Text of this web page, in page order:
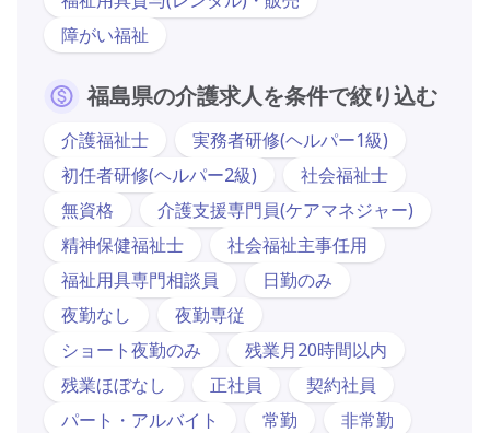
障がい福祉
福島県の介護求人を条件で絞り込む
介護福祉士
実務者研修(ヘルパー1級)
初任者研修(ヘルパー2級)
社会福祉士
無資格
介護支援専門員(ケアマネジャー)
精神保健福祉士
社会福祉主事任用
福祉用具専門相談員
日勤のみ
夜勤なし
夜勤専従
ショート夜勤のみ
残業月20時間以内
残業ほぼなし
正社員
契約社員
パート・アルバイト
常勤
非常勤